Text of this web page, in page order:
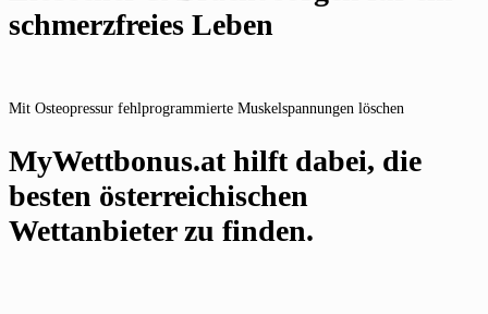
schmerzfreies Leben
Mit Osteopressur fehlprogrammierte Muskelspannungen löschen
MyWettbonus.at hilft dabei, die
besten österreichischen
Wettanbieter zu finden.